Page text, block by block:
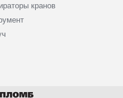
кранов